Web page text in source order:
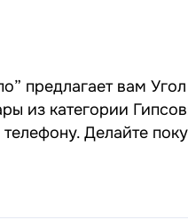
предлагает вам
из категории
Делайте